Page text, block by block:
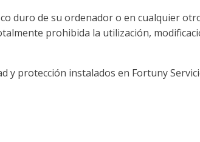
duro de su ordenador o en cualquier
prohibida la utilización,
protección instalados en Fortuny